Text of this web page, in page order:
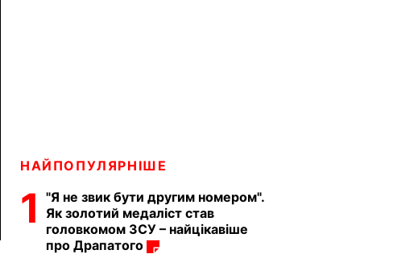
НАЙПОПУЛЯРНІШЕ
1
"Я не звик бути другим номером".
Як золотий медаліст став
головкомом ЗСУ – найцікавіше
про Драпатого